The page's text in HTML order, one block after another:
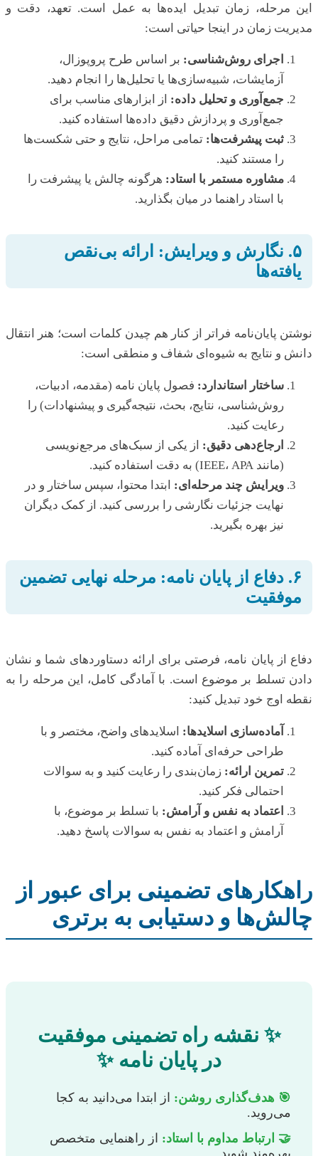
این مرحله، زمان تبدیل ایده‌ها به عمل است. تعهد، دقت و
مدیریت زمان در اینجا حیاتی است:
اجرای روش‌شناسی: بر اساس طرح پروپوزال،
آزمایشات، شبیه‌سازی‌ها یا تحلیل‌ها را انجام دهید.
جمع‌آوری و تحلیل داده: از ابزارهای مناسب برای
جمع‌آوری و پردازش دقیق داده‌ها استفاده کنید.
ثبت پیشرفت‌ها: تمامی مراحل، نتایج و حتی شکست‌ها
را مستند کنید.
مشاوره مستمر با استاد: هرگونه چالش یا پیشرفت را
با استاد راهنما در میان بگذارید.
۵. نگارش و ویرایش: ارائه بی‌نقص
یافته‌ها
نوشتن پایان‌نامه فراتر از کنار هم چیدن کلمات است؛ هنر انتقال
دانش و نتایج به شیوه‌ای شفاف و منطقی است:
ساختار استاندارد: فصول پایان نامه (مقدمه، ادبیات،
روش‌شناسی، نتایج، بحث، نتیجه‌گیری و پیشنهادات) را
رعایت کنید.
ارجاع‌دهی دقیق: از یکی از سبک‌های مرجع‌نویسی
(مانند IEEE، APA) به دقت استفاده کنید.
ویرایش چند مرحله‌ای: ابتدا محتوا، سپس ساختار و در
نهایت جزئیات نگارشی را بررسی کنید. از کمک دیگران
نیز بهره بگیرید.
۶. دفاع از پایان نامه: مرحله نهایی تضمین
موفقیت
دفاع از پایان نامه، فرصتی برای ارائه دستاوردهای شما و نشان
دادن تسلط بر موضوع است. با آمادگی کامل، این مرحله را به
نقطه اوج خود تبدیل کنید:
آماده‌سازی اسلایدها: اسلایدهای واضح، مختصر و با
طراحی حرفه‌ای آماده کنید.
تمرین ارائه: زمان‌بندی را رعایت کنید و به سوالات
احتمالی فکر کنید.
اعتماد به نفس و آرامش: با تسلط بر موضوع، با
آرامش و اعتماد به نفس به سوالات پاسخ دهید.
راهکارهای تضمینی برای عبور از
چالش‌ها و دستیابی به برتری
✨ نقشه راه تضمینی موفقیت
در پایان نامه ✨
🎯 هدف‌گذاری روشن: از ابتدا می‌دانید به کجا
می‌روید.
🤝 ارتباط مداوم با استاد: از راهنمایی متخصص